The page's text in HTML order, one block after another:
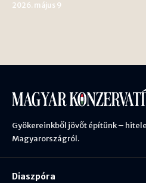
2026. május 9
Gyökereinkből jövőt építünk –
Magyarországról.
Diaszpóra